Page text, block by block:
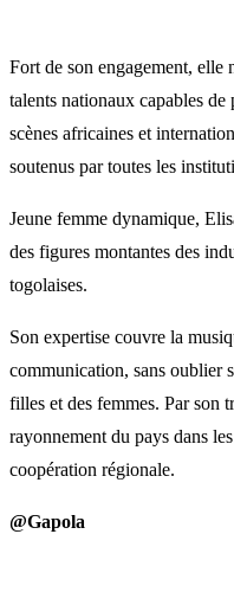
Fort de son engagement, elle
talents nationaux capables
scènes africaines et
soutenus par toutes les
Jeune femme dynamique,
des figures montantes des
togolaises.
Son expertise couvre la
communication, sans oublier
filles et des femmes. Par son
rayonnement du pays dans
coopération régionale.
@Gapola